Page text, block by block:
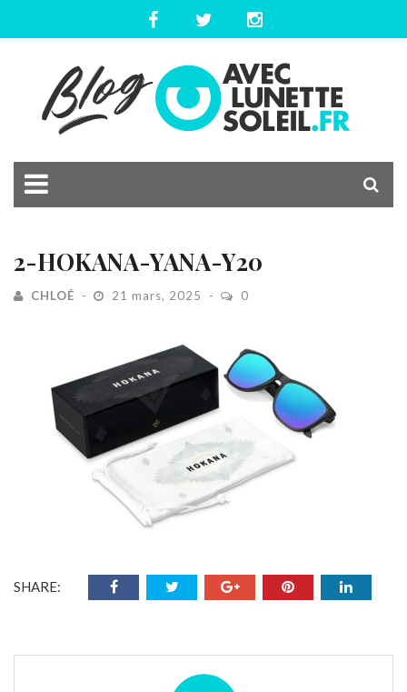
2-HOKANA-YANA-Y20
CHLOÉ 21 mars, 2025 0
SHARE: